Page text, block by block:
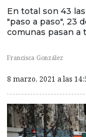
En total son 43
"paso a paso", 23
comunas pasan a
Francisca González
8 marzo, 2021 a las